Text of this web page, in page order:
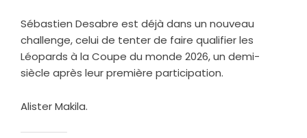
Sébastien Desabre est déjà dans un nouveau
challenge, celui de tenter de faire qualifier les
Léopards à la Coupe du monde 2026, un demi-
siècle après leur première participation.
Alister Makila.